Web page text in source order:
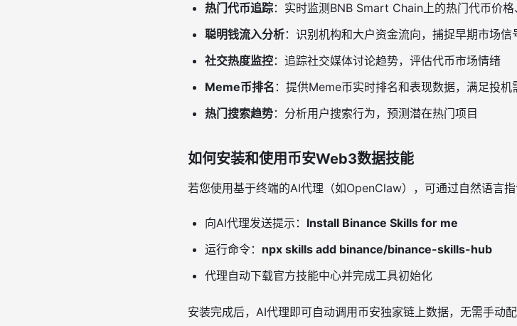
热门代币追踪：实时监测BNB Smart Chain上的热门代币价
聪明钱流入分析：识别机构和大户资金流向，捕捉早期市场信
社交热度监控：追踪社交媒体讨论趋势，评估代币市场情绪
Meme币排名 ：提供Meme币实时排名和表现数据，满足投机
热门搜索趋势：分析用户搜索行为，预测潜在热门项目
如何安装和使用币安Web3数据技能
若您使用基于终端的AI代理（如OpenClaw），可通过自然语言
向AI代理发送提示： Install Binance Skills for me
运行命令： npx skills add binance/binance-skills-hub
代理自动下载官方技能中心并完成工具初始化
安装完成后，AI代理即可自动调用币安独家链上数据，无需手动配